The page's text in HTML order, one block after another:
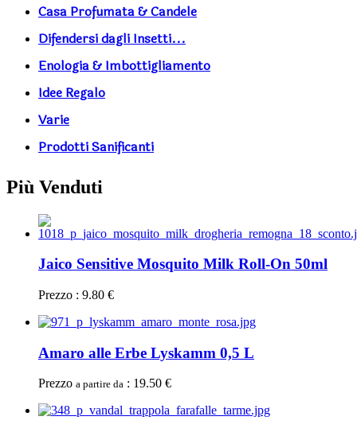
Casa Profumata & Candele
Difendersi dagli Insetti...
Enologia & Imbottigliamento
Idee Regalo
Varie
Prodotti Sanificanti
Più Venduti
Jaico Sensitive Mosquito Milk Roll-On 50ml
Prezzo : 9.80 €
Amaro alle Erbe Lyskamm 0,5 L
Prezzo a partire da : 19.50 €